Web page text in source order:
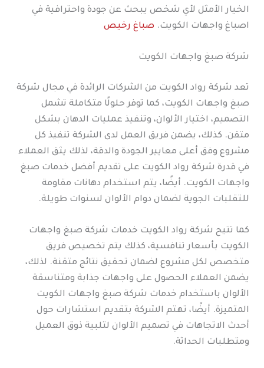
الخيار الأمثل لأي شخص يبحث عن جودة واحترافية في
اصباغ واجهات الكويت. صباغ رخيص
شركة صبغ واجهات الكويت
تعد شركة رواد الكويت من الشركات الرائدة في مجال شركة
صبغ واجهات الكويت، كما توفر حلولًا متكاملة تشمل
التصميم، اختيار الألوان، وتنفيذ عمليات الدهان بشكل
متقن. كذلك، يضمن فريق العمل لدى الشركة تنفيذ كل
مشروع وفق أعلى معايير الجودة والدقة، لذلك يثق العملاء
في قدرة شركة رواد الكويت على تقديم أفضل خدمات صبغ
واجهات الكويت. أيضًا، يتم استخدام دهانات مقاومة
للتقلبات الجوية لضمان دوام الألوان لسنوات طويلة.
كما تتيح شركة رواد الكويت خدمات شركة صبغ واجهات
الكويت بأسعار تنافسية، كذلك يتم تخصيص فريق
متخصص لكل مشروع لضمان تحقيق نتائج متقنة. لذلك،
يضمن العملاء الحصول على واجهات جذابة ومتناسقة
الألوان باستخدام خدمات شركة صبغ واجهات الكويت
المتميزة. أيضًا، تهتم الشركة بتقديم استشارات حول
أحدث الاتجاهات في تصميم الألوان لتلبية ذوق العميل
ومتطلبات الحداثة.